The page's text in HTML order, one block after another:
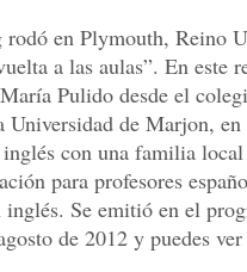
en Plymouth, Reino
a las aulas”. En este
Pulido desde el
Universidad de Marjon,
con una familia
para profesores
inglés. Se emitió en el
de 2012 y puedes